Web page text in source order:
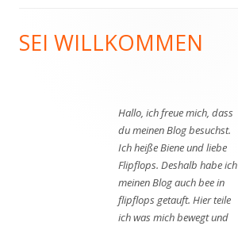
Haupt-
SEI WILLKOMMEN
Hallo, ich freue mich, dass
du meinen Blog besuchst.
Ich heiße Biene und liebe
Flipflops. Deshalb habe ich
meinen Blog auch bee in
flipflops getauft. Hier teile
ich was mich bewegt und